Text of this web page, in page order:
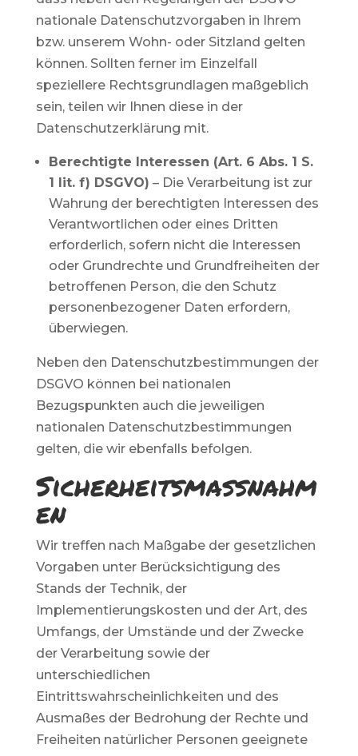
nationale Datenschutzvorgaben in Ihrem
bzw. unserem Wohn- oder Sitzland gelten
können. Sollten ferner im Einzelfall
speziellere Rechtsgrundlagen maßgeblich
sein, teilen wir Ihnen diese in der
Datenschutzerklärung mit.
Berechtigte Interessen (Art. 6 Abs. 1 S.
1 lit. f) DSGVO) – Die Verarbeitung ist zur
Wahrung der berechtigten Interessen des
Verantwortlichen oder eines Dritten
erforderlich, sofern nicht die Interessen
oder Grundrechte und Grundfreiheiten der
betroffenen Person, die den Schutz
personenbezogener Daten erfordern,
überwiegen.
Neben den Datenschutzbestimmungen der
DSGVO können bei nationalen
Bezugspunkten auch die jeweiligen
nationalen Datenschutzbestimmungen
gelten, die wir ebenfalls befolgen.
Sicherheitsmaßnahm
en
Wir treffen nach Maßgabe der gesetzlichen
Vorgaben unter Berücksichtigung des
Stands der Technik, der
Implementierungskosten und der Art, des
Umfangs, der Umstände und der Zwecke
der Verarbeitung sowie der
unterschiedlichen
Eintrittswahrscheinlichkeiten und des
Ausmaßes der Bedrohung der Rechte und
Freiheiten natürlicher Personen geeignete